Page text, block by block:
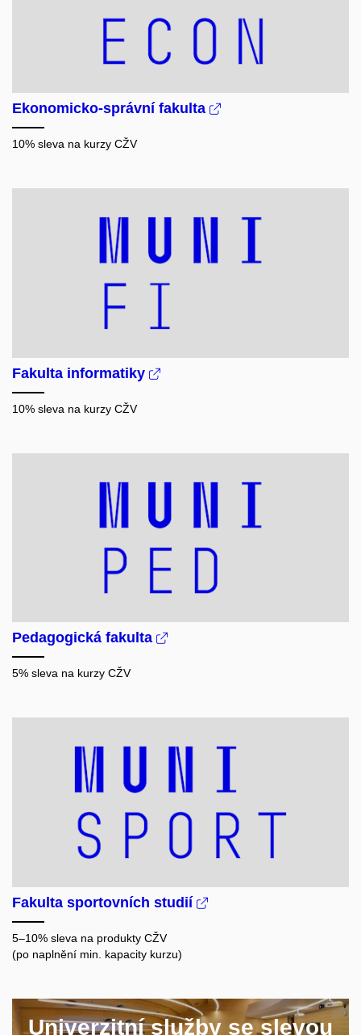
Ekonomicko-správní fakulta
10% sleva na kurzy CŽV
Fakulta informatiky
10% sleva na kurzy CŽV
Pedagogická fakulta
5% sleva na kurzy CŽV
Fakulta sportovních studií
5–10% sleva na produkty CŽV
(po naplnění min. kapacity kurzu)
Univerzitní služby se slevou